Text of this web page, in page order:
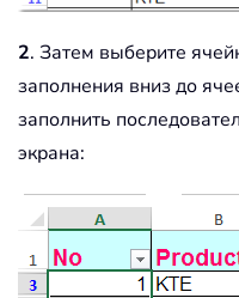
2. Затем выберите
заполнения вниз до
заполнить
экрана: